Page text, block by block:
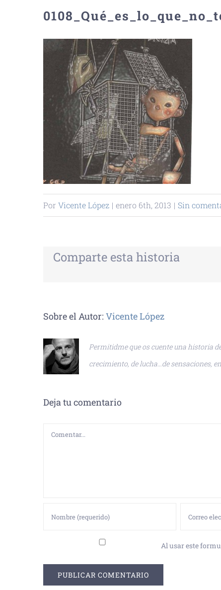
Por Vicente López | enero 6th, 2013 | Sin
Comparte esta historia
Sobre el Autor: Vicente López
Permitidme que os cuente una historia
crecimiento, de lucha…de sensaciones,
Deja tu comentario
Comentar
Al usar este